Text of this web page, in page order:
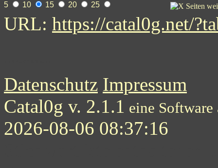
5
10 15 20 25
URL: https://catal0g.net/
Datenschutz Impressum
Catal0g v. 2.1.1 eine Software
2026-08-06 08:37:16